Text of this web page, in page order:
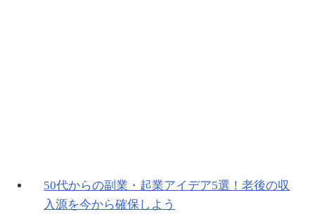
50代からの副業・起業アイデア5選！老後の収
入源を今から確保しよう